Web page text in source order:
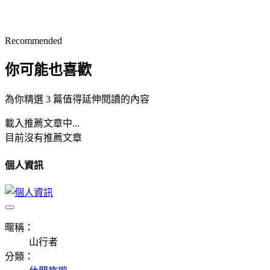
Recommended
你可能也喜歡
為你精選 3 篇值得延伸閱讀的內容
載入推薦文章中...
目前沒有推薦文章
個人資訊
暱稱：
山行者
分類：